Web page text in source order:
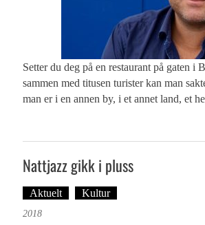
Setter du deg på en restaurant på gaten i
sammen med titusen turister kan man
man er i en annen by, i et annet land, et
Nattjazz gikk i pluss
Aktuelt Kultur
2018